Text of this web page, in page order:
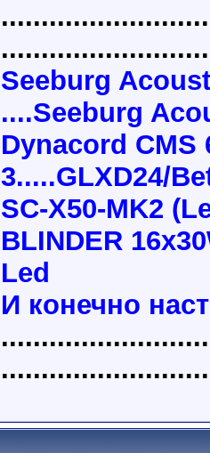
Seeburg
....Seeburg
Dynacord CMS
3.....GLXD24/
SC-X50-MK2
BLINDER
Led
И конечно